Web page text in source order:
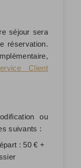
séjour sera
réservation.
Client
ou
suivants :
: 50 € +